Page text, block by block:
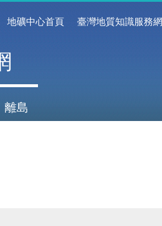
地礦中心首頁 臺灣地質知識服務網
離島